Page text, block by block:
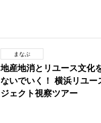
まなぶ
地産地消とリユース文化
ないでいく！ 横浜リユー
ジェクト視察ツアー